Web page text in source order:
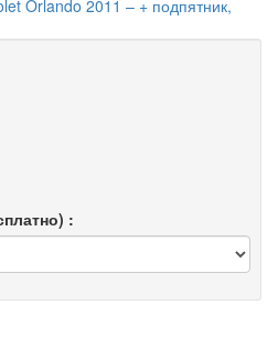
Orlando 2011 – + подпятник,
: